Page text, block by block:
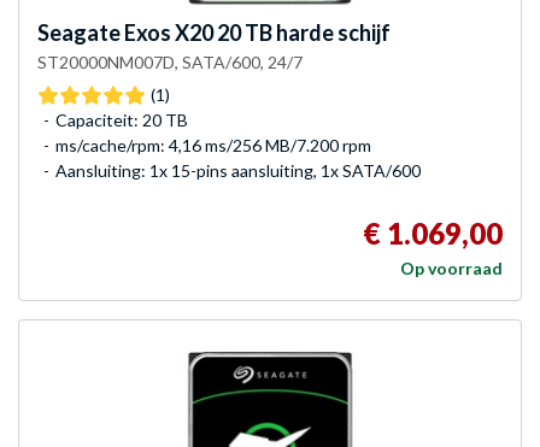
SeagateExos X20 20 TB harde schijf
ST20000NM007D, SATA/600, 24/7
(1)
Capaciteit: 20 TB
ms/cache/rpm: 4,16 ms/256 MB/7.200 rpm
Aansluiting: 1x 15-pins aansluiting, 1x SATA/600
€ 1.069,00
Op voorraad